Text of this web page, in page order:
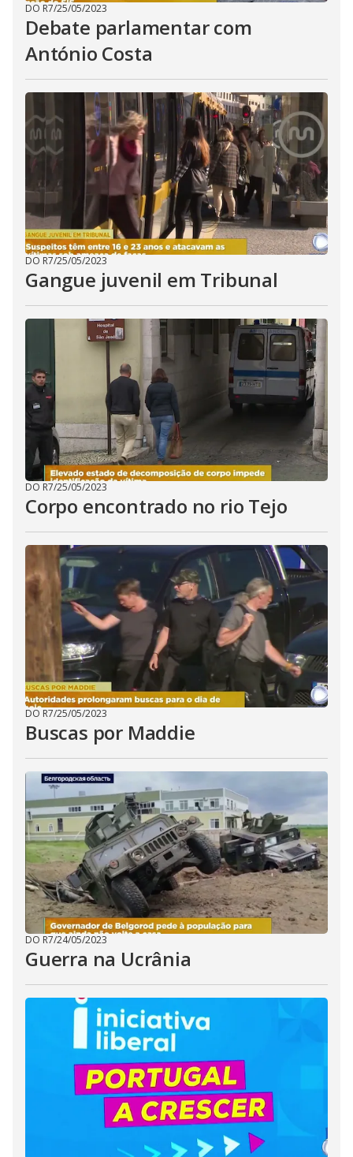
DO R7/25/05/2023
Debate parlamentar com
António Costa
DO R7/25/05/2023
Gangue juvenil em Tribunal
DO R7/25/05/2023
Corpo encontrado no rio Tejo
DO R7/25/05/2023
Buscas por Maddie
DO R7/24/05/2023
Guerra na Ucrânia